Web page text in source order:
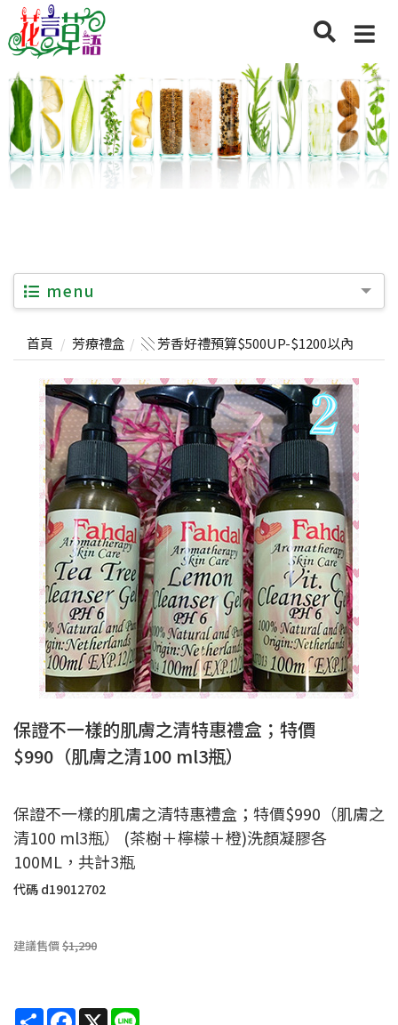
menu
首頁 芳療禮盒 ░ 芳香好禮預算$500UP-$1200以內
保證不一樣的肌膚之清特惠禮盒；特價
$990（肌膚之清100 ml3瓶）
保證不一樣的肌膚之清特惠禮盒；特價$990（肌膚之
清100 ml3瓶） (茶樹＋檸檬＋橙)洗顏凝膠各
100ML，共計3瓶
代碼 d19012702
建議售價$1,290
Share Facebook
X